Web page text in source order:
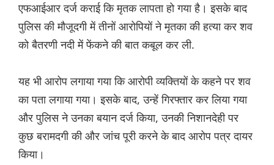
एफआईआर दर्ज कराई कि मृतक लापता हो गया है। इसके बाद
पुलिस की मौजूदगी में तीनों आरोपियों ने मृतका की हत्या कर शव
को बैतरणी नदी में फेंकने की बात कबूल कर ली.
यह भी आरोप लगाया गया कि आरोपी व्यक्तियों के कहने पर शव
का पता लगाया गया। इसके बाद, उन्हें गिरफ्तार कर लिया गया
और पुलिस ने उनका बयान दर्ज किया, उनकी निशानदेही पर
कुछ बरामदगी की और जांच पूरी करने के बाद आरोप पत्र दायर
किया।